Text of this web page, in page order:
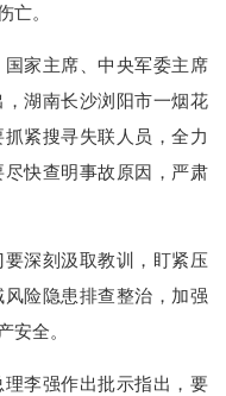
亡。
家主席、中央军委主席
湖南长沙浏阳市一烟花
紧搜寻失联人员，全力
快查明事故原因，严肃
深刻汲取教训，盯紧压
险隐患排查整治，加强
安全。
李强作出批示指出，要